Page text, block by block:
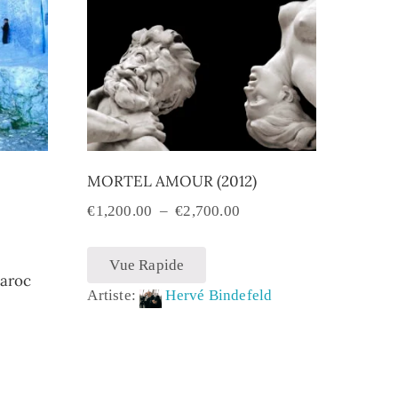
MORTEL AMOUR (2012)
€1,200.00 – €2,700.00
Vue Rapide
Artiste:
Hervé Bindefeld